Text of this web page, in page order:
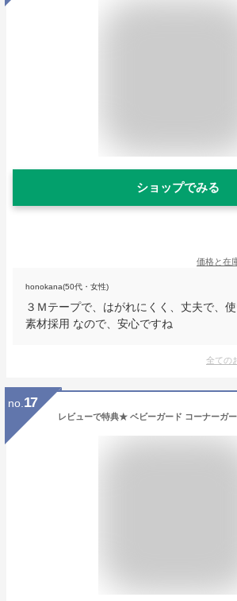
ショップでみる
価格と在
honokana(50代・女性)
３Ｍテープで、はがれにくく、丈夫で、
素材採用 なので、安心ですね
全ての
no. 17